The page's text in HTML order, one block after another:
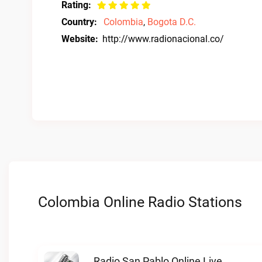
Rating:
Country:
Colombia, Bogota D.C.
Website: http://www.radionacional.co/
Colombia Online Radio Stations